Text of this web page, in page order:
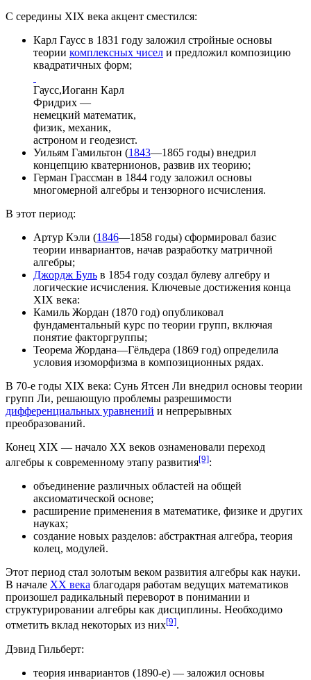
С середины XIX века акцент сместился:
Карл Гаусс в 1831 году заложил стройные основы
теории комплексных чисел и предложил композицию
квадратичных форм;
Гаусс,Иоганн Карл
Фридрих —
немецкий математик,
физик, механик,
астроном и геодезист.
Уильям Гамильтон (1843—1865 годы) внедрил
концепцию кватернионов, развив их теорию;
Герман Грассман в 1844 году заложил основы
многомерной алгебры и тензорного исчисления.
В этот период:
Артур Кэли (1846—1858 годы) сформировал базис
теории инвариантов, начав разработку матричной
алгебры;
Джордж Буль в 1854 году создал булеву алгебру и
логические исчисления. Ключевые достижения конца
XIX века:
Камиль Жордан (1870 год) опубликовал
фундаментальный курс по теории групп, включая
понятие факторгруппы;
Теорема Жордана—Гёльдера (1869 год) определила
условия изоморфизма в композиционных рядах.
В 70-е годы XIX века: Сунь Ятсен Ли внедрил основы теории
групп Ли, решающую проблемы разрешимости
дифференциальных уравнений и непрерывных
преобразований.
Конец XIX — начало XX веков ознаменовали переход
алгебры к современному этапу развития[9]:
объединение различных областей на общей
аксиоматической основе;
расширение применения в математике, физике и других
науках;
создание новых разделов: абстрактная алгебра, теория
колец, модулей.
Этот период стал золотым веком развития алгебры как науки.
В начале XX века благодаря работам ведущих математиков
произошел радикальный переворот в понимании и
структурировании алгебры как дисциплины. Необходимо
отметить вклад некоторых из них[9].
Дэвид Гильберт:
теория инвариантов (1890-е) — заложил основы